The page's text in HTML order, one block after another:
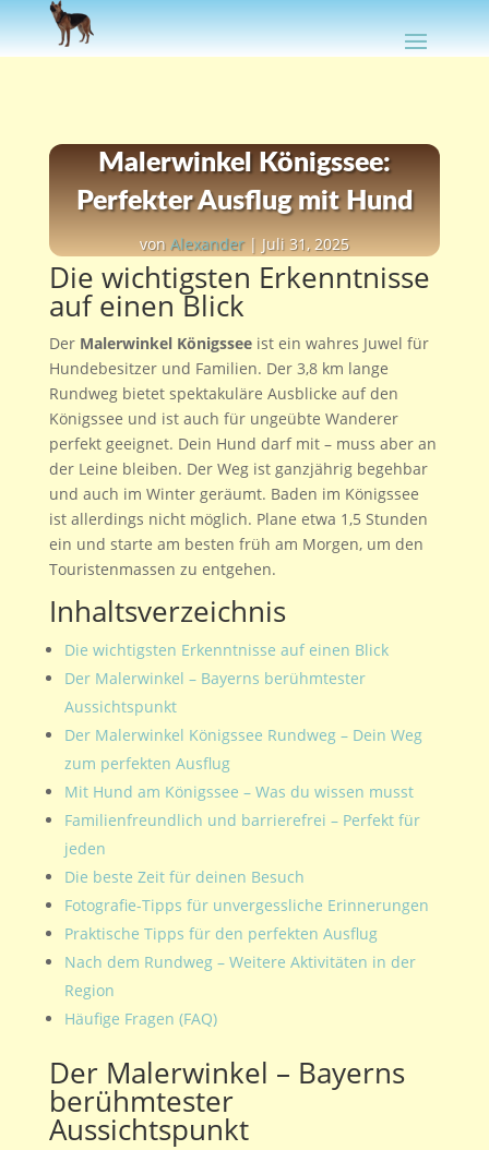
Malerwinkel Königssee:
Perfekter Ausflug mit Hund
von Alexander| Juli 31, 2025
Die wichtigsten Erkenntnisse
auf einen Blick
Der Malerwinkel Königsseeist ein wahres Juwel für
Hundebesitzer und Familien. Der 3,8 km lange
Rundweg bietet spektakuläre Ausblicke auf den
Königssee und ist auch für ungeübte Wanderer
perfekt geeignet. Dein Hund darf mit – muss aber an
der Leine bleiben. Der Weg ist ganzjährig begehbar
und auch im Winter geräumt. Baden im Königssee
ist allerdings nicht möglich. Plane etwa 1,5 Stunden
ein und starte am besten früh am Morgen, um den
Touristenmassen zu entgehen.
Inhaltsverzeichnis
Die wichtigsten Erkenntnisse auf einen Blick
Der Malerwinkel – Bayerns berühmtester
Aussichtspunkt
Der Malerwinkel Königssee Rundweg – Dein Weg
zum perfekten Ausflug
Mit Hund am Königssee – Was du wissen musst
Familienfreundlich und barrierefrei – Perfekt für
jeden
Die beste Zeit für deinen Besuch
Fotografie-Tipps für unvergessliche Erinnerungen
Praktische Tipps für den perfekten Ausflug
Nach dem Rundweg – Weitere Aktivitäten in der
Region
Häufige Fragen (FAQ)
Der Malerwinkel – Bayerns
berühmtester
Aussichtspunkt